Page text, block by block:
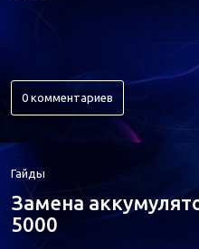
0 комментариев
Гайды
Замена
5000